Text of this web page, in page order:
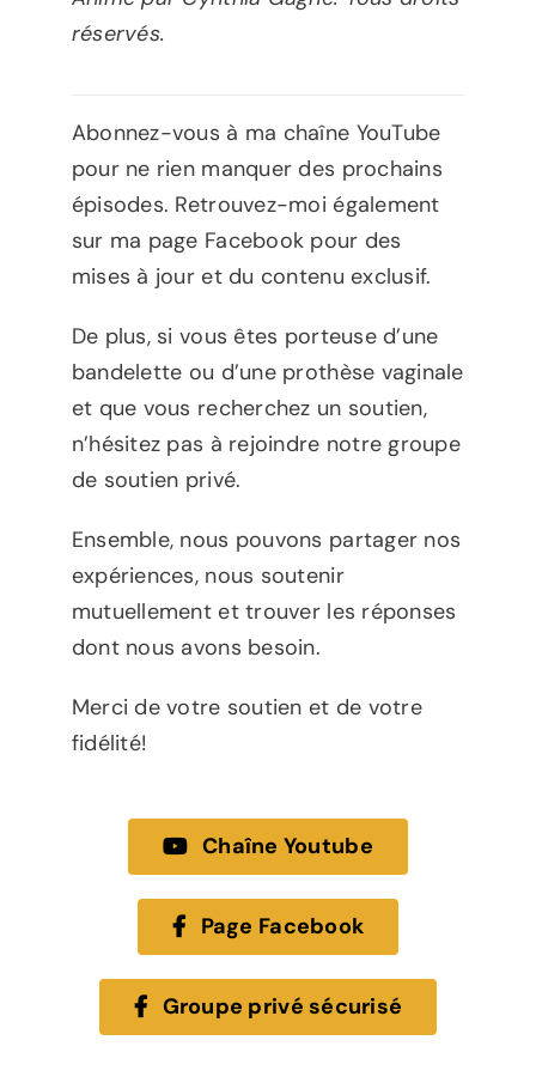
réservés.
Abonnez-vous à ma chaîne YouTube
pour ne rien manquer des prochains
épisodes. Retrouvez-moi également
sur ma page Facebook pour des
mises à jour et du contenu exclusif.
De plus, si vous êtes porteuse d’une
bandelette ou d’une prothèse vaginale
et que vous recherchez un soutien,
n’hésitez pas à rejoindre notre groupe
de soutien privé.
Ensemble, nous pouvons partager nos
expériences, nous soutenir
mutuellement et trouver les réponses
dont nous avons besoin.
Merci de votre soutien et de votre
fidélité!
Chaîne Youtube
Page Facebook
Groupe privé sécurisé